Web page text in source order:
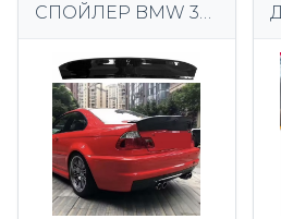
СПОЙЛЕР BMW 3
STYLE СПОЙЛЕР
ГЛЯНЦЕВЫЙ
ЧЕРНЫЙ